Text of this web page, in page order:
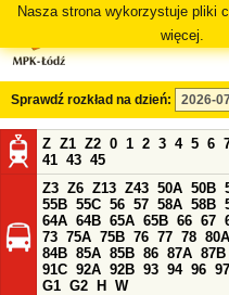
Nasza strona wykorzystuje pliki
więcej.
Sprawdź rozkład na dzień:
Z Z1 Z2 0 1 2 3 4 5 6
41 43 45
Z3 Z6 Z13 Z43 50A 50B
55B 55C 56 57 58A 58B
64A 64B 65A 65B 66 67
73 75A 75B 76 77 78 80A
84B 85A 85B 86 87A 87B
91C 92A 92B 93 94 96
G1 G2 H
W